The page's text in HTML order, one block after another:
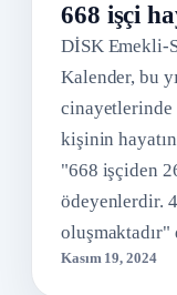
668 işçi
DİSK Emekli-
Kalender, bu
cinayetlerinde
kişinin
"668 işçiden
ödeyenlerdir.
oluşmaktadır"
Kasım 19, 2024